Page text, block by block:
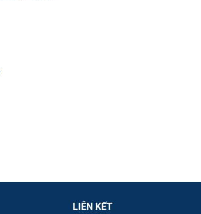
LIÊN KẾT